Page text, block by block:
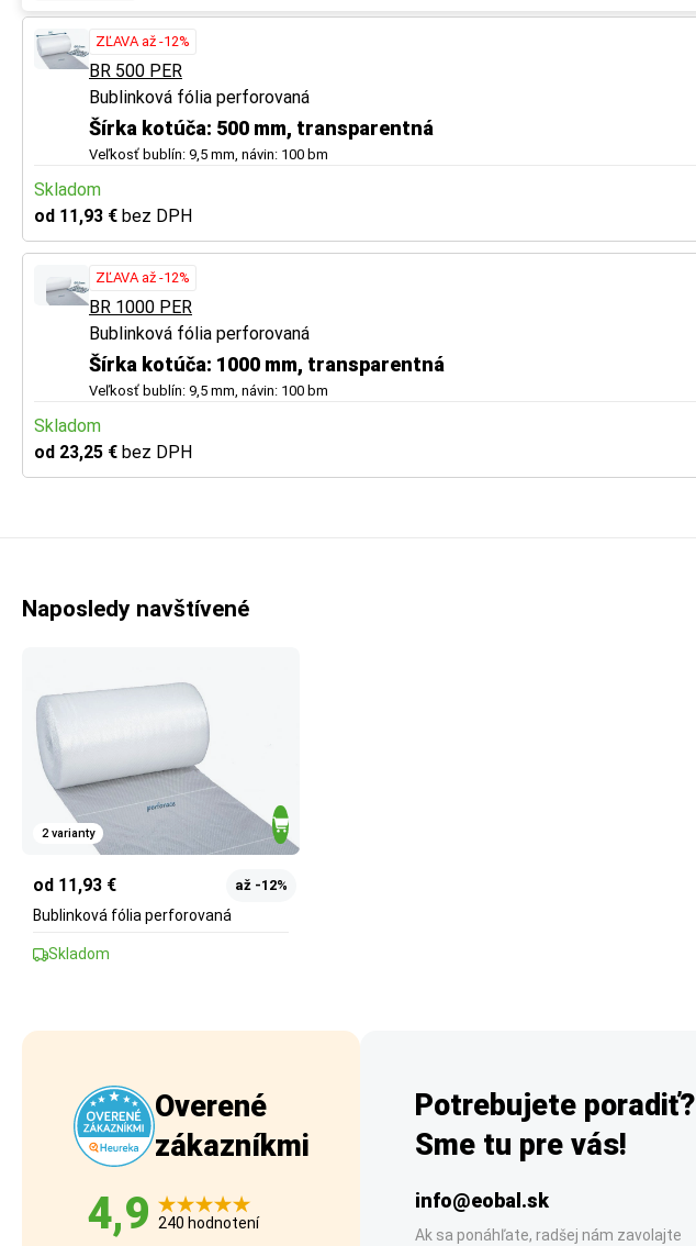
ZĽAVA až -12%
BR 500 PER
Bublinková fólia perforovaná
Šírka kotúča: 500 mm, transparentná
Veľkosť bublín: 9,5 mm, návin: 100 bm
Skladom
od 11,93 € bez DPH
ZĽAVA až -12%
BR 1000 PER
Bublinková fólia perforovaná
Šírka kotúča: 1000 mm, transparentná
Veľkosť bublín: 9,5 mm, návin: 100 bm
Skladom
od 23,25 € bez DPH
Naposledy navštívené
2 varianty
od 11,93 € až -12%
Bublinková fólia perforovaná
Skladom
Overené
zákazníkmi
4,9 240 hodnotení
Potrebujete poradiť?
Sme tu pre vás!
info@eobal.sk
Ak sa ponáhľate, radšej nám zavolajte